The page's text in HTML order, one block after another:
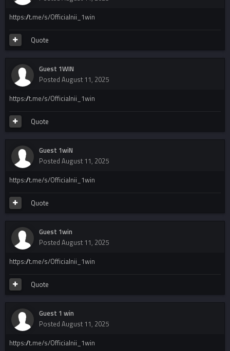
https://t.me/s/Officialnii_1win
Quote
Guest 1WIN
Posted August 11, 2025
https://t.me/s/Officialnii_1win
Quote
Guest 1wiN
Posted August 11, 2025
https://t.me/s/Officialnii_1win
Quote
Guest 1win
Posted August 11, 2025
https://t.me/s/Officialnii_1win
Quote
Guest 1 win
Posted August 11, 2025
https://t.me/s/Officialnii_1win